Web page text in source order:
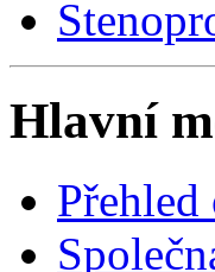
Hlavní
Přehled